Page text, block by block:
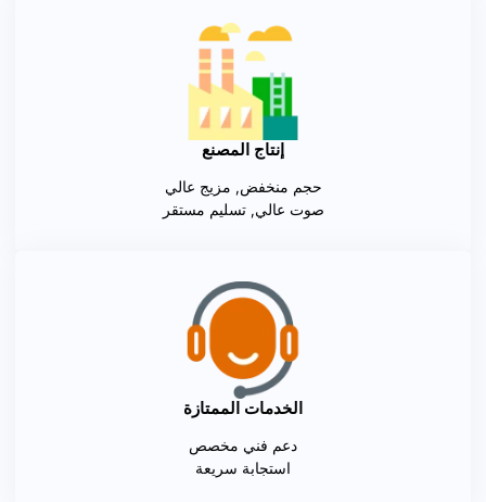
إنتاج المصنع
حجم منخفض, مزيج عالي
صوت عالي, تسليم مستقر
الخدمات الممتازة
دعم فني مخصص
استجابة سريعة